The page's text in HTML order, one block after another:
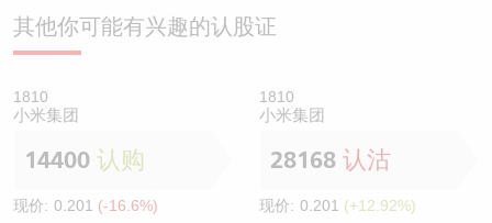
其他你可能有兴趣的认股证
1810
小米集团
14400 认购
现价: 0.201 (-16.6%)
1810
小米集团
28168 认沽
现价: 0.201 (+12.92%)